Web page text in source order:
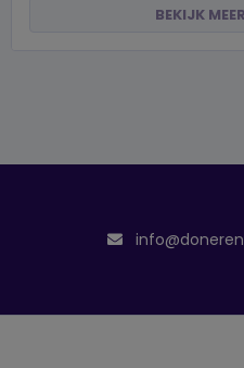
BEKIJK MEER